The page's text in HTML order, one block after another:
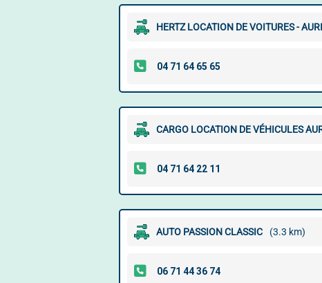
HERTZ LOCATION DE VOITURES -
CARGO LOCATION DE VÉHICULES
AUTO PASSION CLASSIC (3.3 km)